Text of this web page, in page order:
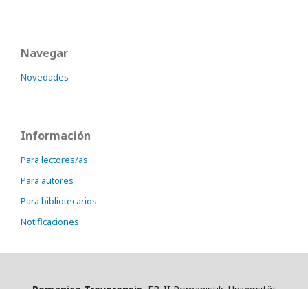
Navegar
Novedades
Información
Para lectores/as
Para autores
Para bibliotecarios
Notificaciones